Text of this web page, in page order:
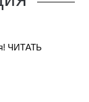
ЧИТАТЬ